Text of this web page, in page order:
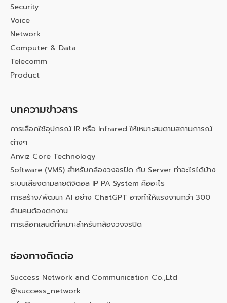
Security
Voice
Network
Computer & Data
Telecomm
Product
บทความข่าวสาร
การเลือกใช้อุปกรณ์ IR หรือ Infrared ให้เหมาะสมตามสถานการณ์
ต่างๆ
Anviz Core Technology
Software (VMS) สำหรับกล้องวงจรปิด กับ Server ทำอะไรได้บ้าง
ระบบเสียงตามสายดิจิตอล IP PA System คืออะไร
การสร้าง/พัฒนา AI อย่าง ChatGPT อาจทำให้แรงงานกว่า 300
ล้านคนต้องตกงาน
การเลือกเลนต์ที่เหมาะสำหรับกล้องวงจรปิด
ช่องทางติดต่อ
Success Network and Communication Co.,Ltd
@success_network